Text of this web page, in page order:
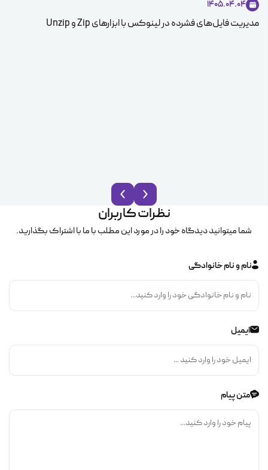
1405.04.04
مدیریت فایل‌های فشرده در لینوکس با ابزارهای Zip و Unzip
نظرات کاربران
شما میتوانید دیدگاه خود را در مورد این مطلب با ما با اشتراک بگذارید.
نام و نام خانوادگی
ایمیل
متن پیام